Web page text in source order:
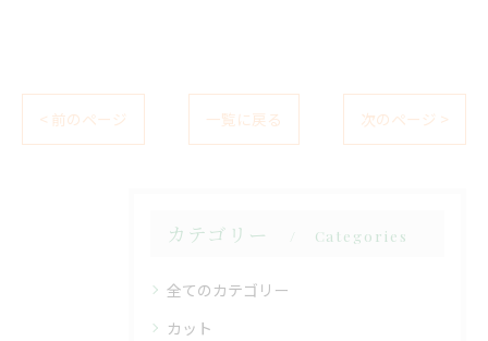
< 前のページ 一覧に戻る 次のページ >
カテゴリー Categories
全てのカテゴリー
カット